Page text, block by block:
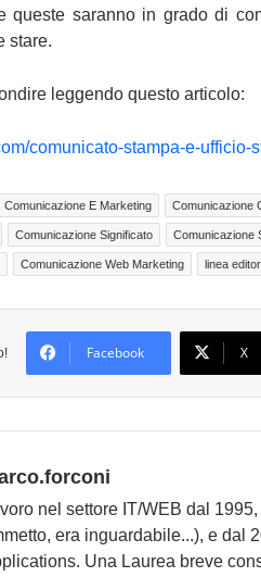
queste saranno in grado di
stare.
leggendo questo articolo:
comunicato-stampa-e-ufficio-
Comunicazione E Marketing Comunicazione
Comunicazione Significato Comunicazione
Comunicazione Web Marketing linea
Facebook X
nel settore IT/WEB dal
era inguardabile...), e dal
Una Laurea breve